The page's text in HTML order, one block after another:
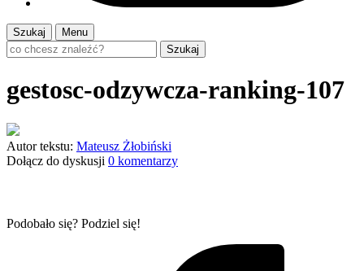
Szukaj
Menu
Szukaj
gestosc-odzywcza-ranking-107
Autor tekstu: Mateusz Żłobiński
Dołącz do dyskusji 0 komentarzy
Podobało się? Podziel się!